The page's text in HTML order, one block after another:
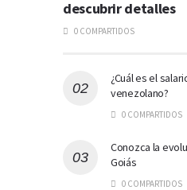
descubrir detalles
0 COMPARTIDOS
¿Cuál es el
venezolano?
0 COMPARTIDOS
Conozca la
Goiás
0 COMPARTIDOS